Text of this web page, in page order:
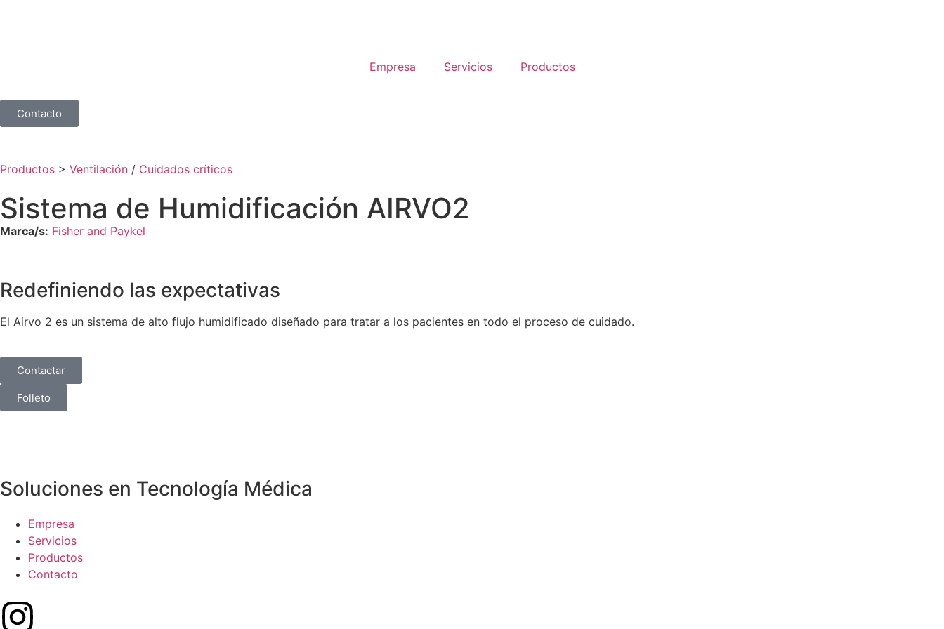
Empresa Servicios Productos
Contacto
Productos > Ventilación / Cuidados críticos
Sistema de Humidificación AIRVO2
Marca/s: Fisher and Paykel
Redefiniendo las expectativas
El Airvo 2 es un sistema de alto flujo humidificado diseñado para tratar a los pacientes en todo el proceso de cuidado.
Contactar
Folleto
Soluciones en Tecnología Médica
Empresa
Servicios
Productos
Contacto